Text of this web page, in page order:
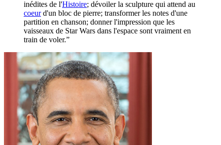
inédites de l'Histoire; dévoiler la sculpture qui attend au
coeurd'un bloc de pierre; transformer les notes d'une
partition en chanson; donner l'impression que les
vaisseaux de Star Wars dans l'espace sont vraiment en
train de voler.”